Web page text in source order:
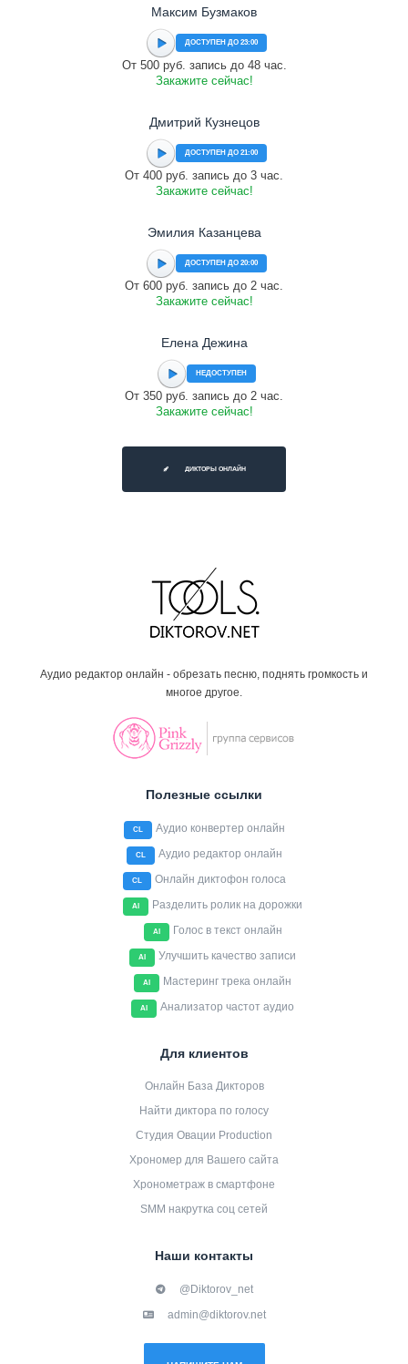
Максим Бузмаков
ДОСТУПЕН ДО 23:00
От 500 руб. запись до 48 час.
Закажите сейчас!
Дмитрий Кузнецов
ДОСТУПЕН ДО 21:00
От 400 руб. запись до 3 час.
Закажите сейчас!
Эмилия Казанцева
ДОСТУПЕН ДО 20:00
От 600 руб. запись до 2 час.
Закажите сейчас!
Елена Дежина
НЕДОСТУПЕН
От 350 руб. запись до 2 час.
Закажите сейчас!
ДИКТОРЫ ОНЛАЙН
Аудио редактор онлайн - обрезать песню, поднять громкость и
многое другое.
Полезные ссылки
CL Аудио конвертер онлайн
CL Аудио редактор онлайн
CL Онлайн диктофон голоса
AI Разделить ролик на дорожки
AI Голос в текст онлайн
AI Улучшить качество записи
AI Мастеринг трека онлайн
AI Анализатор частот аудио
Для клиентов
Онлайн База Дикторов
Найти диктора по голосу
Студия Овации Production
Хрономер для Вашего сайта
Хронометраж в смартфоне
SMM накрутка соц сетей
Наши контакты
@Diktorov_net
admin@diktorov.net